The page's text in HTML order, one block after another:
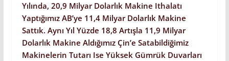
Yılında, 20,9 Milyar Dolarlık Makine Ithalatı
Yaptığımız AB’ye 11,4 Milyar Dolarlık Makine
Sattık. Aynı Yıl Yüzde 18,8 Artışla 11,9 Milyar
Dolarlık Makine Aldığımız Çin’e Satabildiğimiz
Makinelerin Tutarı Ise Yüksek Gümrük Duvarları